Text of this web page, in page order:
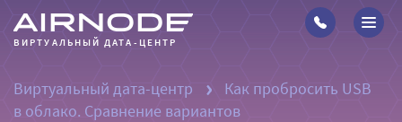
ВИРТУАЛЬНЫЙ ДАТА-ЦЕНТР
Вы здесь
Виртуальный дата-центр ›
Как пробросить USB
в облако. Сравнение вариантов